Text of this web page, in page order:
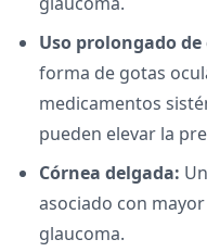
Uso prolongado
forma de gotas
medicamentos
pueden elevar la
Córnea delgada:
asociado con
glaucoma.